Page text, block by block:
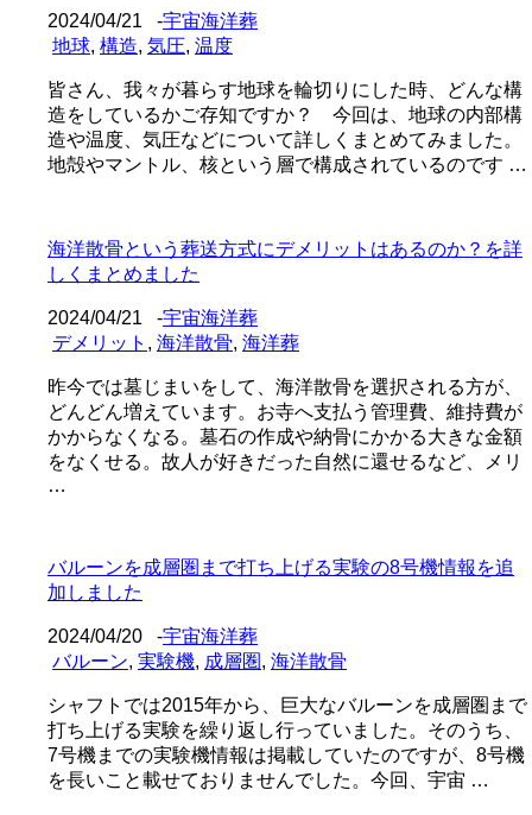
2024/04/21 -宇宙海洋葬
地球, 構造, 気圧, 温度
皆さん、我々が暮らす地球を輪切りにした時、どんな構
造をしているかご存知ですか？ 今回は、地球の内部構
造や温度、気圧などについて詳しくまとめてみました。
地殻やマントル、核という層で構成されているのです …
海洋散骨という葬送方式にデメリットはあるのか？を詳
しくまとめました
2024/04/21 -宇宙海洋葬
デメリット , 海洋散骨, 海洋葬
昨今では墓じまいをして、海洋散骨を選択される方が、
どんどん増えています。お寺へ支払う管理費、維持費が
かからなくなる。墓石の作成や納骨にかかる大きな金額
をなくせる。故人が好きだった自然に還せるなど、メリ
…
バルーンを成層圏まで打ち上げる実験の8号機情報を追
加しました
2024/04/20 -宇宙海洋葬
バルーン, 実験機, 成層圏 , 海洋散骨
シャフトでは2015年から、巨大なバルーンを成層圏まで
打ち上げる実験を繰り返し行っていました。そのうち、
7号機までの実験機情報は掲載していたのですが、8号機
を長いこと載せておりませんでした。今回、宇宙 …